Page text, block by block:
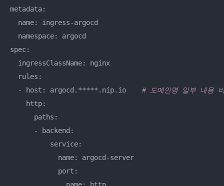
metadata:
  name: ingress-argocd
  namespace: argocd
spec:
  ingressClassName: nginx
  rules:
  - host: argocd.*****.nip.io
# 도메인명 일부 내용
    http:
      paths:
      - backend:
          service:
            name: argocd-server
            port: